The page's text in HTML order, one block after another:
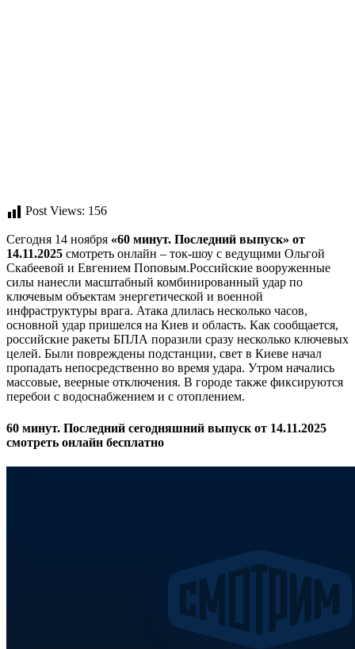
Post Views: 156
Сегодня 14 ноября «60 минут. Последний выпуск» от
14.11.2025 смотреть онлайн – ток-шоу с ведущими Ольгой
Скабеевой и Евгением Поповым.Российские вооруженные
силы нанесли масштабный комбинированный удар по
ключевым объектам энергетической и военной
инфраструктуры врага. Атака длилась несколько часов,
основной удар пришелся на Киев и область. Как сообщается,
российские ракеты БПЛА поразили сразу несколько ключевых
целей. Были повреждены подстанции, свет в Киеве начал
пропадать непосредственно во время удара. Утром начались
массовые, веерные отключения. В городе также фиксируются
перебои с водоснабжением и с отоплением.
60 минут. Последний сегодняшний выпуск от 14.11.2025
смотреть онлайн бесплатно